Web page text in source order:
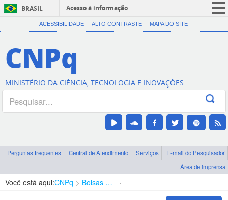
BRASIL
Acesso à informação
CORONAVÍRUS (COVID-19)
Canais
ACESSIBILIDADE ALTO CONTRASTE MAPA DO SITE
CNPq
MINISTÉRIO DA CIÊNCIA, TECNOLOGIA E INOVAÇÕES
Perguntas frequentes Central de Atendimento Serviços
E-mail do Pesquisador
Área de imprensa
Você está aqui:CNPq Bolsas e Auxílios Vigentes